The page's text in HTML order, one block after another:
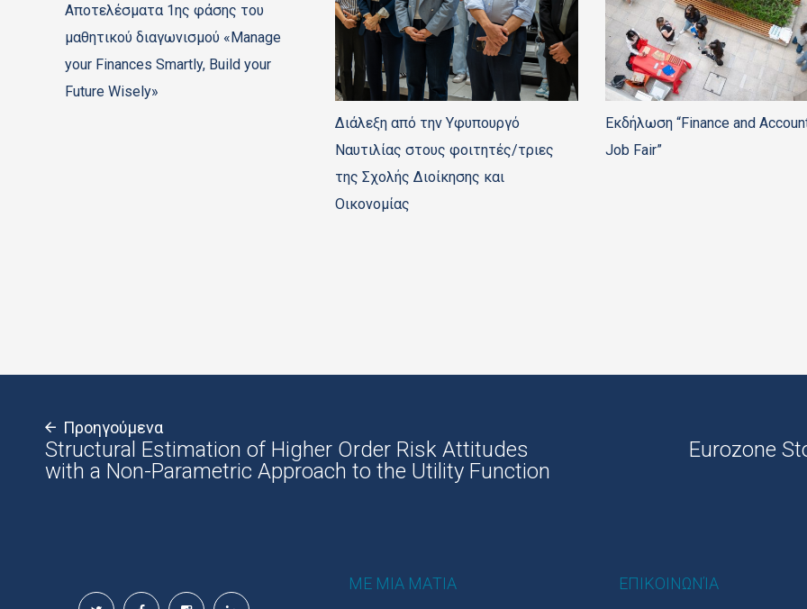
Αποτελέσματα 1ης φάσης του
μαθητικού διαγωνισμού «Manage
your Finances Smartly, Build your
Future Wisely»
Διάλεξη από την Υφυπουργό
Ναυτιλίας στους φοιτητές/τριες
της Σχολής Διοίκησης και
Οικονομίας
Εκδήλωση “Finance and
Job Fair”
Προηγούμενα
Structural Estimation of Higher Order Risk Attitudes
with a Non-Parametric Approach to the Utility Function
Eurozone
ΜΕ ΜΙΑ ΜΑΤΙΑ ΕΠΙΚΟΙΝΩΝΊΑ